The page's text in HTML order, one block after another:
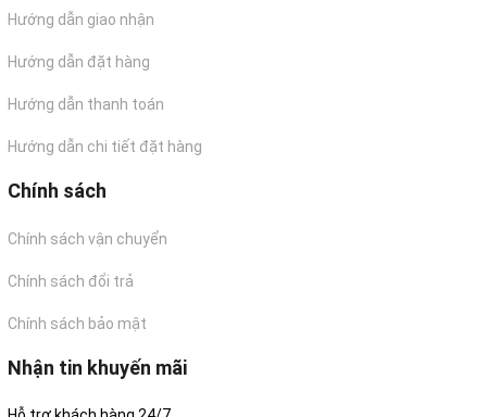
Hướng dẫn giao nhận
Hướng dẫn đặt hàng
Hướng dẫn thanh toán
Hướng dẫn chi tiết đặt hàng
Chính sách
Chính sách vận chuyển
Chính sách đổi trả
Chính sách bảo mật
Nhận tin khuyến mãi